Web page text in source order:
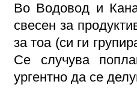
Во Водовод и
свесен за
за тоа (си ги
Се случува
ургентно да се